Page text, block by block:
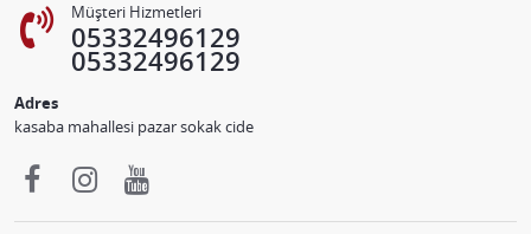
Müşteri Hizmetleri
05332496129
05332496129
Adres
kasaba mahallesi pazar sokak cide